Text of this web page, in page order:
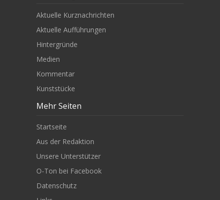
Aktuelle Kurznachrichten
Aktuelle Aufführungen
Hintergründe
Medien
Kommentar
Kunststücke
Mehr Seiten
Startseite
Aus der Redaktion
Unsere Unterstützer
O-Ton bei Facebook
Datenschutz